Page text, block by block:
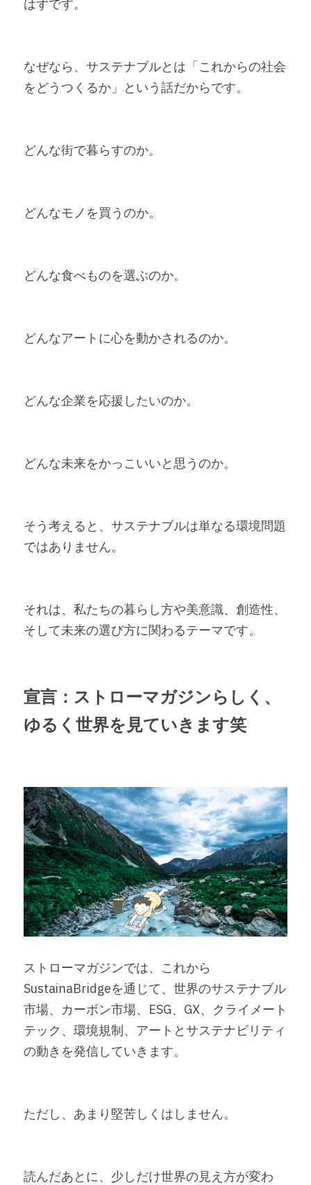
はずです。
なぜなら、サステナブルとは「これからの社会
をどうつくるか」という話だからです。
どんな街で暮らすのか。
どんなモノを買うのか。
どんな食べものを選ぶのか。
どんなアートに心を動かされるのか。
どんな企業を応援したいのか。
どんな未来をかっこいいと思うのか。
そう考えると、サステナブルは単なる環境問題
ではありません。
それは、私たちの暮らし方や美意識、創造性、
そして未来の選び方に関わるテーマです。
宣言：ストローマガジンらしく、
ゆるく世界を見ていきます笑
ストローマガジンでは、これから
SustainaBridgeを通じて、世界のサステナブル
市場、カーボン市場、ESG、GX、クライメート
テック、環境規制、アートとサステナビリティ
の動きを発信していきます。
ただし、あまり堅苦しくはしません。
読んだあとに、少しだけ世界の見え方が変わ